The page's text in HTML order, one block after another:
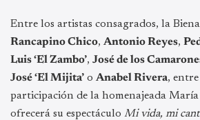
Entre los artistas consagrados, la
Rancapino Chico, Antonio Reyes,
Luis ‘El Zambo’, José de los
José ‘El Mijita’ o Anabel Rivera,
participación de la homenajeada María
ofrecerá su espectáculo Mi vida, mi